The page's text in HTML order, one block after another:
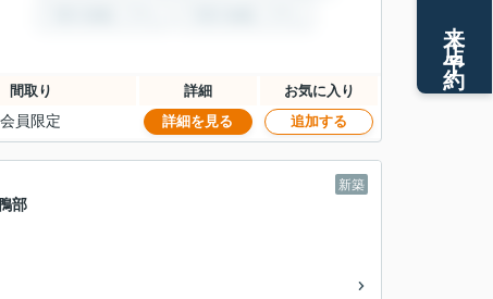
間取り 詳細 お気に入り
会員限定 詳細を見る 追加する
新築
部
来店予約